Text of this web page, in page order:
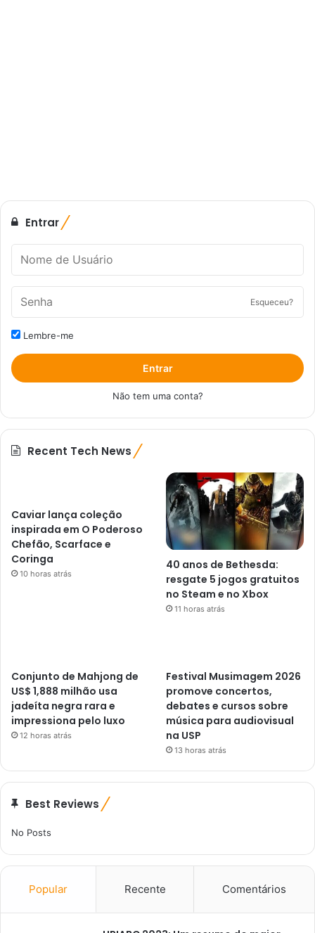
Entrar
Esqueceu?
Lembre-me
Entrar
Não tem uma conta?
Recent Tech News
Caviar lança coleção
inspirada em O Poderoso
Chefão, Scarface e
Coringa
10 horas atrás
40 anos de Bethesda:
resgate 5 jogos gratuitos
no Steam e no Xbox
11 horas atrás
Conjunto de Mahjong de
US$ 1,888 milhão usa
jadeíta negra rara e
impressiona pelo luxo
12 horas atrás
Festival Musimagem 2026
promove concertos,
debates e cursos sobre
música para audiovisual
na USP
13 horas atrás
Best Reviews
No Posts
Popular Recente Comentários